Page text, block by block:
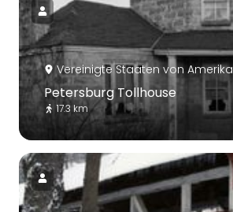
Vereinigte Staaten von Amerika
Petersburg Tollhouse
17.3 km